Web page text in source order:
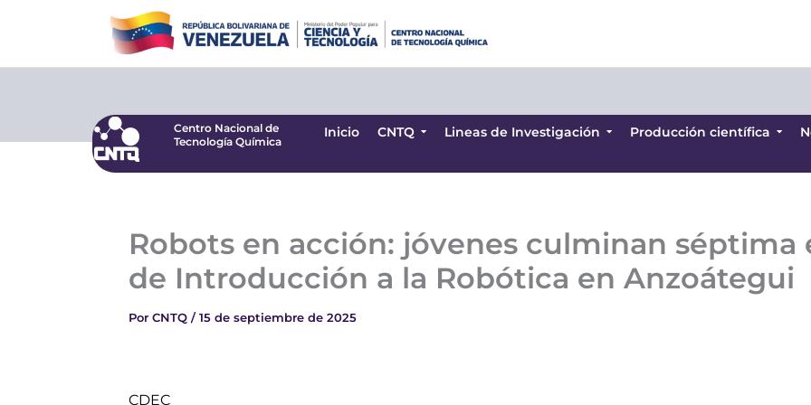
Tecnología Química
CNTQ
Centro Nacional de
Tecnología Química
Inicio CNTQ Lineas de Investigación Producción científica
Robots en acción: jóvenes culminan séptima
de Introducción a la Robótica en Anzoátegui
Por CNTQ /15 de septiembre de 2025
CDEC